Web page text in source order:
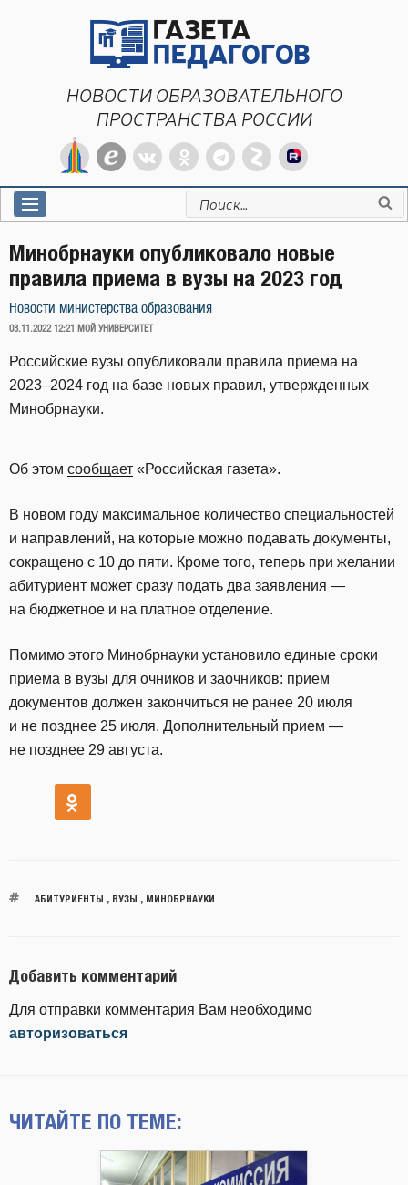
НОВОСТИ ОБРАЗОВАТЕЛЬНОГО
ПРОСТРАНСТВА РОССИИ
Искать:
Минобрнауки опубликовало новые
правила приема в вузы на 2023 год
Новости министерства образования
ОПУБЛИКОВАНО
03.11.2022 12:21 МОЙ УНИВЕРСИТЕТ
Российские вузы опубликовали правила приема на
2023–2024 год на базе новых правил, утвержденных
Минобрнауки.
Об этом сообщает «Российская газета».
В новом году максимальное количество специальностей
и направлений, на которые можно подавать документы,
сокращено с 10 до пяти. Кроме того, теперь при желании
абитуриент может сразу подать два заявления —
на бюджетное и на платное отделение.
Помимо этого Минобрнауки установило единые сроки
приема в вузы для очников и заочников: прием
документов должен закончиться не ранее 20 июля
и не позднее 25 июля. Дополнительный прием —
не позднее 29 августа.
АБИТУРИЕНТЫ , ВУЗЫ , МИНОБРНАУКИ
Добавить комментарий
Для отправки комментария Вам необходимо
авторизоваться
ЧИТАЙТЕ ПО ТЕМЕ: